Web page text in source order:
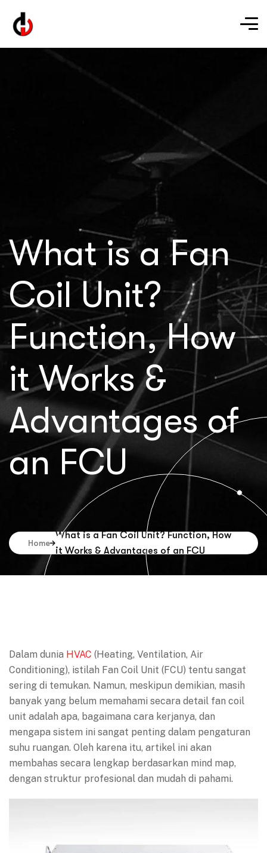
What is a Fan
Coil Unit?
Function, How
it Works &
Advantages of
an FCU
Home
What is a Fan Coil Unit? Function, How
it Works & Advantages of an FCU
Dalam dunia HVAC (Heating, Ventilation, Air
Conditioning), istilah Fan Coil Unit (FCU) tentu sangat
sering di temukan. Namun, meskipun demikian, masih
banyak yang belum memahami secara detail fan coil
unit adalah apa, bagaimana cara kerjanya, dan
mengapa sistem ini sangat penting dalam pengaturan
suhu ruangan. Oleh karena itu, artikel ini akan
membahas secara lengkap berdasarkan mind map,
dengan struktur profesional dan mudah di pahami.